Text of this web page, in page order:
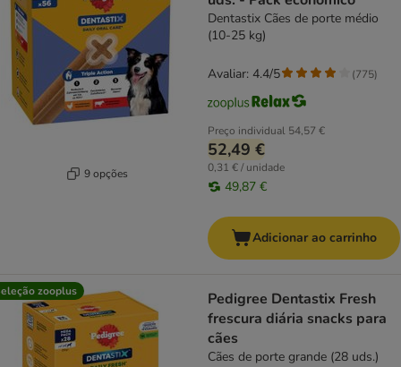
9 opções
Dentastix Cães de porte médio
(10-25 kg)
Preço individual 54,57 €
52,49 €
0,31 € / unidade
49,87 €
Avaliar: 4.4/5 (775)
Adicionar ao carrinho
zooplus
Pedigree Dentastix Fresh
frescura diária snacks para
cães
Cães de porte grande (28 uds.)